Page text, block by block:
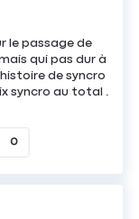
le passage de
qui pas dur à
de syncro
syncro au total .
0